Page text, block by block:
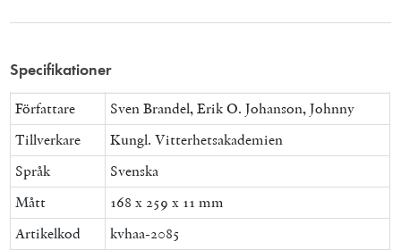
Specifikationer
Författare
Sven Brandel, Erik O. Johanson, Johnny
Tillverkare
Kungl. Vitterhetsakademien
Språk
Svenska
Mått
168 x 259 x 11 mm
Artikelkod
kvhaa-2085